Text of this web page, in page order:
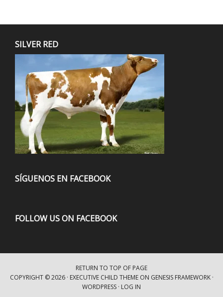
SILVER RED
SÍGUENOS EN FACEBOOK
FOLLOW US ON FACEBOOK
RETURN TO TOP OF PAGE
COPYRIGHT © 2026 · EXECUTIVE CHILD THEMEON GENESIS FRAMEWORK·
WORDPRESS · LOG IN